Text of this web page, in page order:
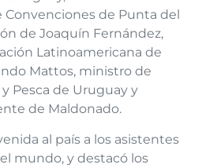
de Punta del
de Joaquín Fernández,
Latinoamericana de
Mattos, ministro de
Pesca de Uruguay y
de Maldonado.
al país a los asistentes
mundo, y destacó los